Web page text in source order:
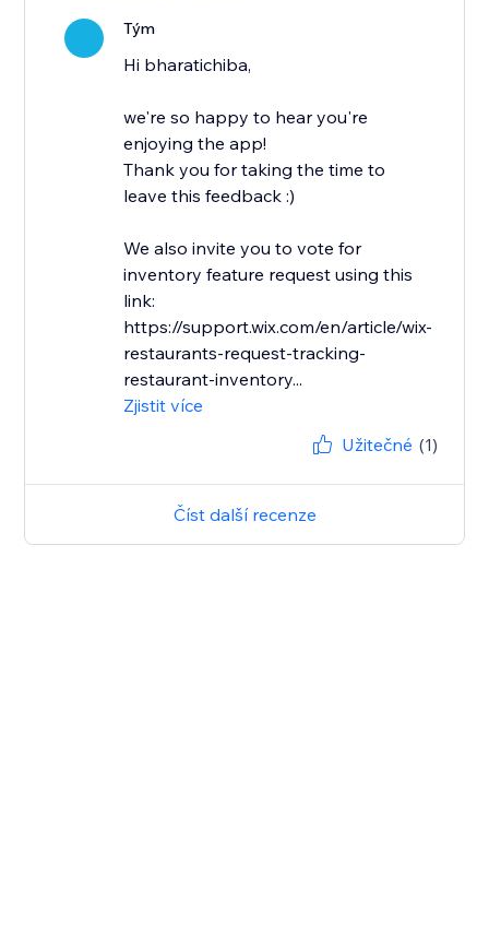
Tým
Hi bharatichiba,
we're so happy to hear you're
enjoying the app!
Thank you for taking the time to
leave this feedback :)
We also invite you to vote for
inventory feature request using this
link:
https://support.wix.com/en/article/wix-
restaurants-request-tracking-
restaurant-inventory...
Zjistit více
Užitečné (1)
Číst další recenze